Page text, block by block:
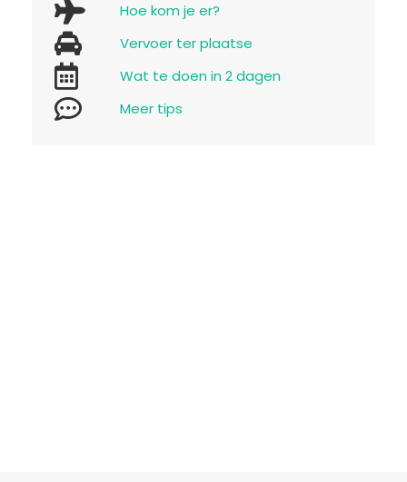
Hoe kom je er?
Vervoer ter plaatse
Wat te doen in 2 dagen
Meer tips